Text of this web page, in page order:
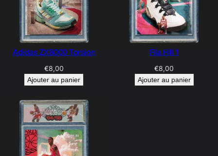
Adidas ZX8000 Torsion
€8,00
Ajouter au panier
Fila Hill 1
€8,00
Ajouter au panier